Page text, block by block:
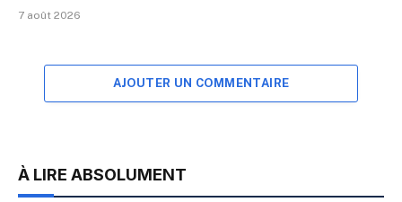
7 août 2026
AJOUTER UN COMMENTAIRE
À LIRE ABSOLUMENT